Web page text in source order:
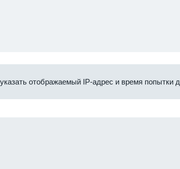
отображаемый IP-адрес и время попытки